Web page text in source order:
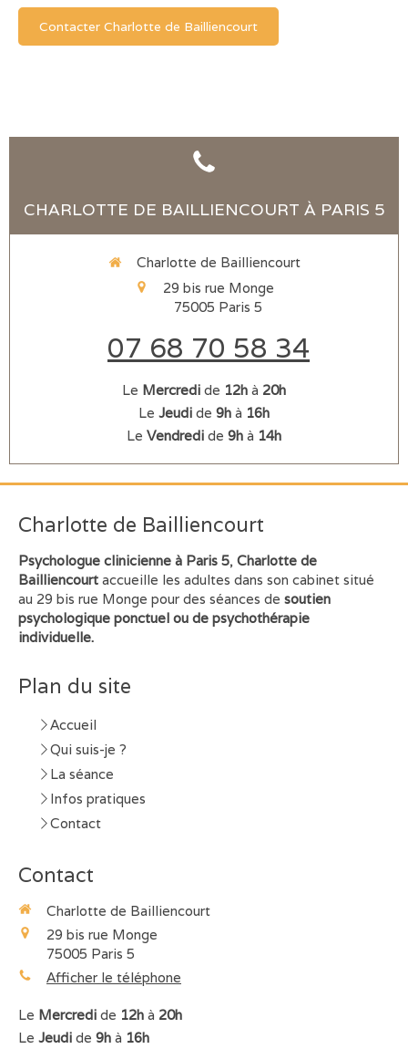
Contacter Charlotte de Bailliencourt
CHARLOTTE DE BAILLIENCOURT À PARIS 5
Charlotte de Bailliencourt
29 bis rue Monge
75005 Paris 5
07 68 70 58 34
Le Mercredi de 12h à 20h
Le Jeudi de 9h à 16h
Le Vendredi de 9h à 14h
Charlotte de Bailliencourt
Psychologue clinicienne à Paris 5, Charlotte de
Bailliencourt accueille les adultes dans son cabinet situé
au 29 bis rue Monge pour des séances de soutien
psychologique ponctuel ou de psychothérapie
individuelle.
Plan du site
Accueil
Qui suis-je ?
La séance
Infos pratiques
Contact
Contact
Charlotte de Bailliencourt
29 bis rue Monge
75005 Paris 5
Afficher le téléphone
Le Mercredi de 12h à 20h
Le Jeudi de 9h à 16h